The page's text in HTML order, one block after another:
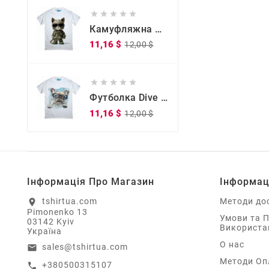
    
Камуфляжна Футболка Kitty Commander
11,16 $ 12,00 $
    
Футболка Dive Doggy Dive Doggy
11,16 $ 12,00 $
Інформація Про Магазин
location_on
tshirtua.com
Pimonenko 13
03142 Kyiv
Україна
email sales@tshirtua.com
call +380500315107
Методи
Умови та
О нас
Методи